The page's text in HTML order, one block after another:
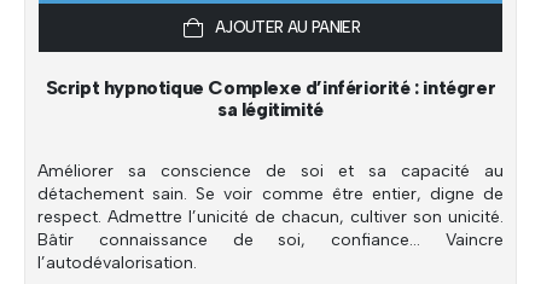
AJOUTER AU PANIER
Script hypnotique Complexe d’infériorité : intégrer
sa légitimité
Améliorer sa conscience de soi et sa capacité au
détachement sain. Se voir comme être entier, digne de
respect. Admettre l’unicité de chacun, cultiver son unicité.
Bâtir connaissance de soi, confiance… Vaincre
l’autodévalorisation.